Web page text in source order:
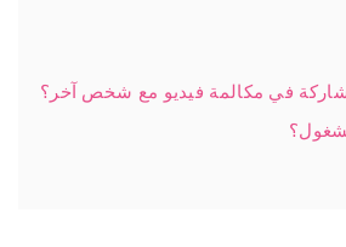
في مكالمة فيديو مع شخص آخر؟